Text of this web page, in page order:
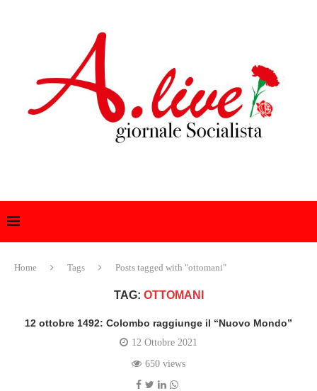
Home Tags Posts tagged with "ottomani"
TAG: OTTOMANI
12 ottobre 1492: Colombo raggiunge il “Nuovo Mondo”
12 Ottobre 2021
650 views